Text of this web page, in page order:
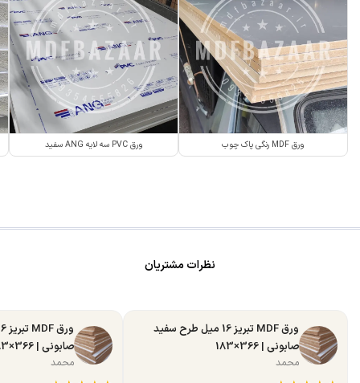
ورق MDF رنگی پاک چوب ورق PVC سه لایه ANG سفید
نظرات مشتریان
ورق MDF تبریز 16 میل طرح سفید
صابونی | 366×183
محمد
صابونی | 366×183
محمد